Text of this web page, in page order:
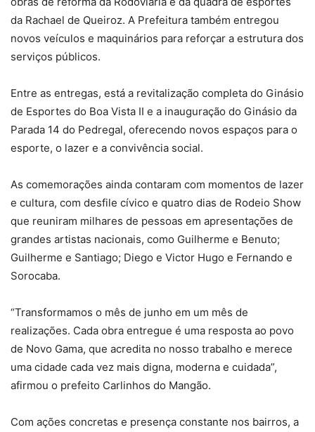
da Rachael de Queiroz. A Prefeitura também entregou
novos veículos e maquinários para reforçar a estrutura dos
serviços públicos.
Entre as entregas, está a revitalização completa do Ginásio
de Esportes do Boa Vista II e a inauguração do Ginásio da
Parada 14 do Pedregal, oferecendo novos espaços para o
esporte, o lazer e a convivência social.
As comemorações ainda contaram com momentos de lazer
e cultura, com desfile cívico e quatro dias de Rodeio Show
que reuniram milhares de pessoas em apresentações de
grandes artistas nacionais, como Guilherme e Benuto;
Guilherme e Santiago; Diego e Victor Hugo e Fernando e
Sorocaba.
“Transformamos o mês de junho em um mês de
realizações. Cada obra entregue é uma resposta ao povo
de Novo Gama, que acredita no nosso trabalho e merece
uma cidade cada vez mais digna, moderna e cuidada”,
afirmou o prefeito Carlinhos do Mangão.
Com ações concretas e presença constante nos bairros, a